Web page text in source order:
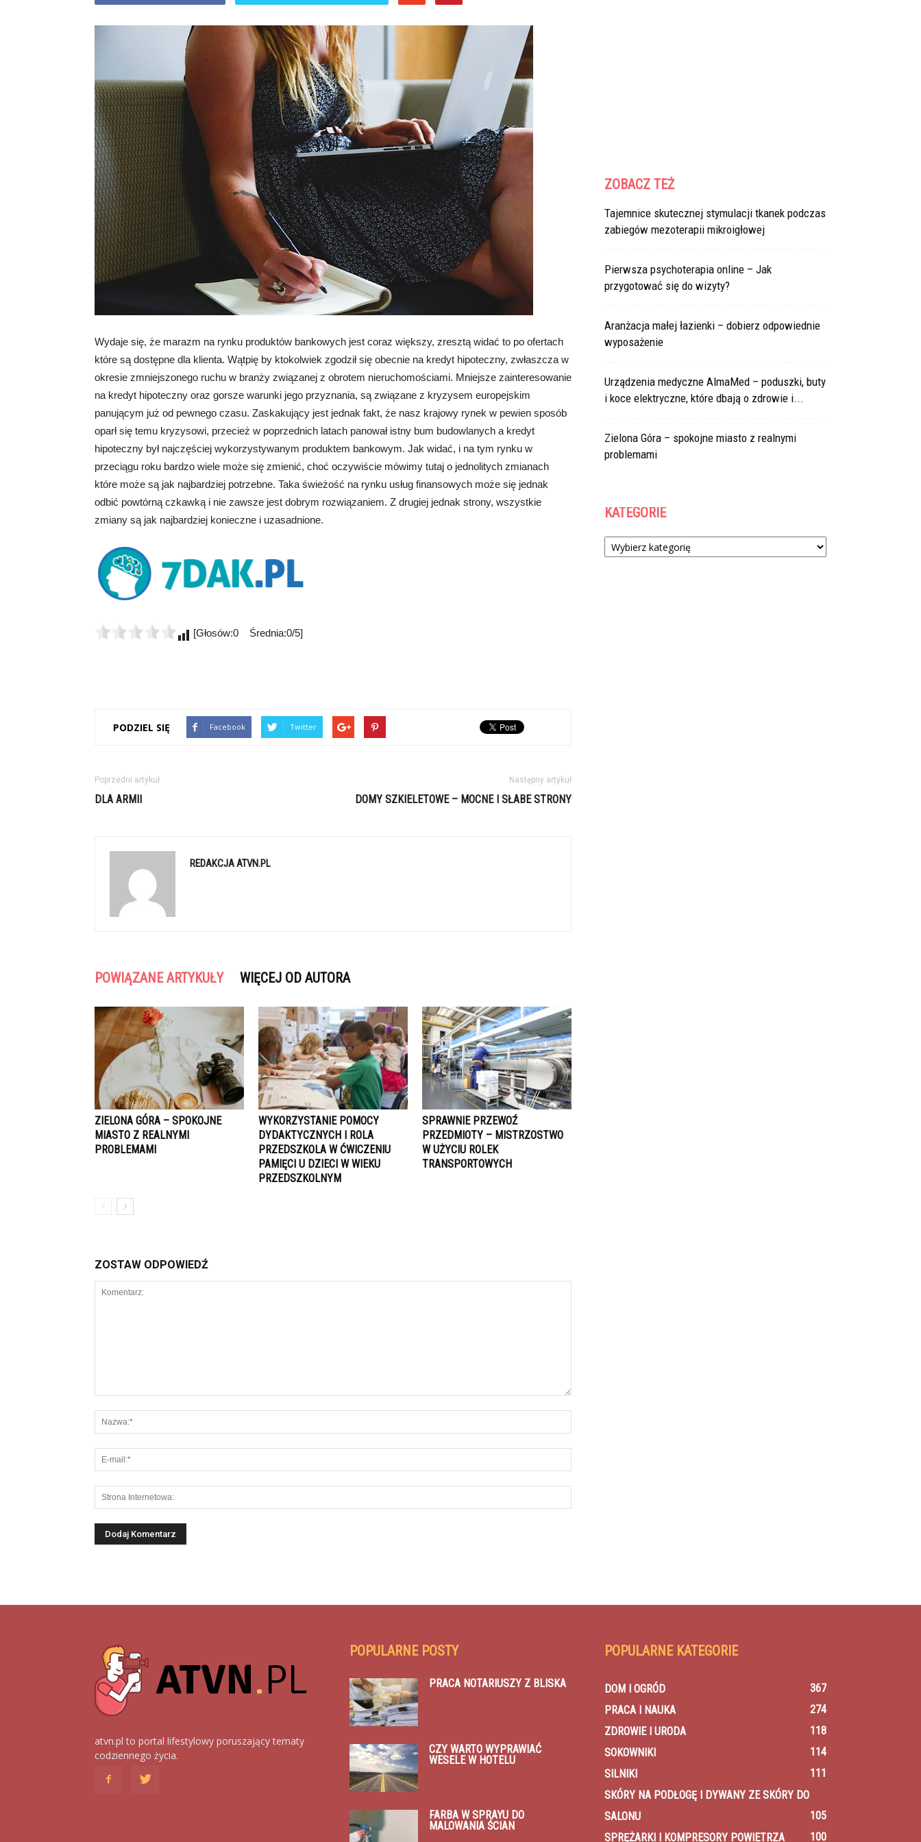
Wydaje się, że marazm na rynku produktów bankowych jest coraz większy, zresztą widać to po ofertach
które są dostępne dla klienta. Wątpię by ktokolwiek zgodził się obecnie na kredyt hipoteczny, zwłaszcza w
okresie zmniejszonego ruchu w branży związanej z obrotem nieruchomościami. Mniejsze zainteresowanie
na kredyt hipoteczny oraz gorsze warunki jego przyznania, są związane z kryzysem europejskim
panującym już od pewnego czasu. Zaskakujący jest jednak fakt, że nasz krajowy rynek w pewien sposób
oparł się temu kryzysowi, przecież w poprzednich latach panował istny bum budowlanych a kredyt
hipoteczny był najczęściej wykorzystywanym produktem bankowym. Jak widać, i na tym rynku w
przeciągu roku bardzo wiele może się zmienić, choć oczywiście mówimy tutaj o jednolitych zmianach
które może są jak najbardziej potrzebne. Taka świeżość na rynku usług finansowych może się jednak
odbić powtórną czkawką i nie zawsze jest dobrym rozwiązaniem. Z drugiej jednak strony, wszystkie
zmiany są jak najbardziej konieczne i uzasadnione.
[Głosów:0 Średnia:0/5]
PODZIEL SIĘ Facebook Twitter
Poprzedni artykuł
DLA ARMII
Następny artykuł
DOMY SZKIELETOWE – MOCNE I SŁABE STRONY
REDAKCJA ATVN.PL
POWIĄZANE ARTYKUŁY WIĘCEJ OD AUTORA
ZIELONA GÓRA – SPOKOJNE
MIASTO Z REALNYMI
PROBLEMAMI
WYKORZYSTANIE POMOCY
DYDAKTYCZNYCH I ROLA
PRZEDSZKOLA W ĆWICZENIU
PAMIĘCI U DZIECI W WIEKU
PRZEDSZKOLNYM
SPRAWNIE PRZEWOŹ
PRZEDMIOTY – MISTRZOSTWO
W UŻYCIU ROLEK
TRANSPORTOWYCH
ZOSTAW ODPOWIEDŹ
ZOBACZ TEŻ
Tajemnice skutecznej stymulacji tkanek podczas
zabiegów mezoterapii mikroigłowej
Pierwsza psychoterapia online – Jak
przygotować się do wizyty?
Aranżacja małej łazienki – dobierz odpowiednie
wyposażenie
Urządzenia medyczne AlmaMed – poduszki, buty
i koce elektryczne, które dbają o zdrowie i...
Zielona Góra – spokojne miasto z realnymi
problemami
KATEGORIE
Kategorie
atvn.pl to portal lifestylowy poruszający tematy
codziennego życia.
POPULARNE POSTY
PRACA NOTARIUSZY Z BLISKA
CZY WARTO WYPRAWIAĆ
WESELE W HOTELU
FARBA W SPRAYU DO
MALOWANIA ŚCIAN
POPULARNE KATEGORIE
DOM I OGRÓD
367
PRACA I NAUKA
274
ZDROWIE I URODA
118
SOKOWNIKI
114
SILNIKI
111
SKÓRY NA PODŁOGĘ I DYWANY ZE SKÓRY DO
SALONU
105
SPRĘŻARKI I KOMPRESORY POWIETRZA
100